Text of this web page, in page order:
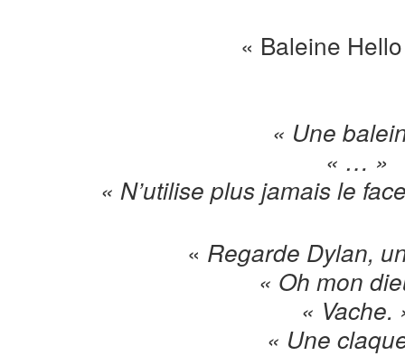
« Baleine
« Une
« … »
« N’utilise plus jamais le
« Regarde Dylan,
« Oh mon
« Vache.
« Une